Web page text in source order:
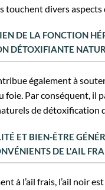
touchent divers aspects
DE LA FONCTION
DÉTOXIFIANTE
également à
foie. Par conséquent, il
de détoxification
ET BIEN-ÊTRE
DE L'AIL
à l’ail frais, l’ail noir